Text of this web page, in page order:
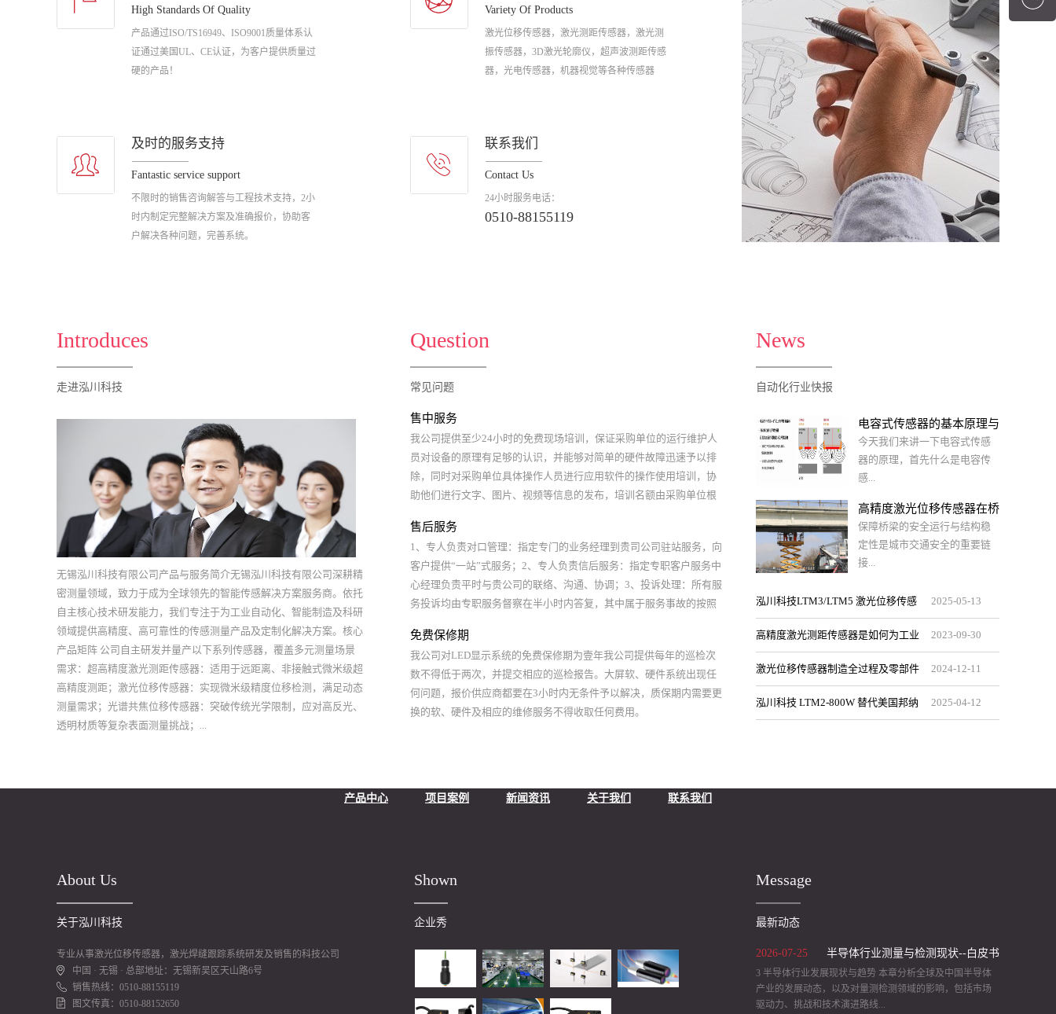
High Standards Of Quality
产品通过ISO/TS16949、ISO9001质量体系认
证通过美国UL、CE认证，为客户提供质量过
硬的产品！
及时的服务支持
Fantastic service support
不限时的销售咨询解答与工程技术支持，2小
时内制定完整解决方案及准确报价，协助客
户解决各种问题，完善系统。
Variety Of Products
激光位移传感器，激光测距传感器，激光测
振传感器，3D激光轮廓仪，超声波测距传感
器，光电传感器，机器视觉等各种传感器
联系我们
Contact Us
24小时服务电话：
0510-88155119
Introduces
走进泓川科技
无锡泓川科技有限公司产品与服务简介无锡泓川科技有限公司深耕精
密测量领域，致力于成为全球领先的智能传感解决方案服务商。依托
自主核心技术研发能力，我们专注于为工业自动化、智能制造及科研
领域提供高精度、高可靠性的传感测量产品及定制化解决方案。核心
产品矩阵 公司自主研发并量产以下系列传感器，覆盖多元测量场景
需求：超高精度激光测距传感器：适用于远距离、非接触式微米级超
高精度测距；激光位移传感器：实现微米级精度位移检测，满足动态
测量需求；光谱共焦位移传感器：突破传统光学限制，应对高反光、
透明材质等复杂表面测量挑战；...
振动传感器：实时捕捉设备振动频谱，赋能预测性维护；白光干涉测
优势与场景赋能 泓川科技以“精准感知·智控未来”为理念，构建了从
产品已通过ISO9001质量体系认证及CE、RoHS等国际标准，广泛应
交通部件质检等高端制造场景，助力客户实现工艺优化与质量管控升
级。定制化服务承诺 我们提供从传感器选型、系统集成到数据可视
化的全流程服务，支持客户个性化需求开发。技术团队具备十年以上
行业经验，可针对复杂工况设计抗干扰方案，确保测量系统稳定运
Question
常见问题
售中服务
我公司提供至少24小时的免费现场培训，保证采购单位的运行维护人
员对设备的原理有足够的认识，并能够对简单的硬件故障迅速予以排
除，同时对采购单位具体操作人员进行应用软件的操作使用培训，协
助他们进行文字、图片、视频等信息的发布，培训名额由采购单位根
售后服务
1、专人负责对口管理：指定专门的业务经理到贵司公司驻站服务，向
客户提供“一站”式服务；2、专人负责信后服务：指定专职客户服务中
心经理负责平时与贵公司的联络、沟通、协调；3、投诉处理：所有服
务投诉均由专职服务督察在半小时内答复，其中属于服务事故的按照
偿：货物出险后，我司将于第一时间通知贵公司，并向当地公正机构
及保险公司报案，协调贵公司办理有关索赔单证；5、服务提升：定期
由我司物流专家、专业人员、客户服务人员、操作人员和贵司相对应
的物流部门相关人员，对前期工作进行检讨，并提出更加好的解决方
案，并由我司物流专家向贵公司工作人员进行专业培训。A、取货：接
免费保修期
我公司对LED显示系统的免费保修期为壹年我公司提供每年的巡检次
数不得低于两次，并提交相应的巡检报告。大屏软、硬件系统出现任
何问题，报价供应商都要在3小时内无条件予以解决，质保期内需要更
换的软、硬件及相应的维修服务不得收取任何费用。
News
自动化行业快报
电容式传感器的基本原理与
特性
今天我们来讲一下电容式传感
器的原理，首先什么是电容传
感...
器呢？电容传感器主要是一种
开关传感器，可以检测活动区
附近的材料因为这些材料会影
简短的动画进行了解。电容式
传感器的主要优势，他们完全
不受材料的颜色，表面特性的
透壁检测。并且对空气中的污
染物不灵敏，例如灰尘，另外
呢？它有三个主要的应用领
域，首先是容量控制，这里可
以看到一个简单的图片，也是
包装行业的一个事例，图中的
高精度激光位移传感器在桥
梁结构监控中的关键应用
保障桥梁的安全运行与结构稳
定性是城市交通安全的重要链
接...
，而高精度激光位移传感器正
是完成此项任务的关键装备之
一。在桥梁结构监测中，它们
凭借其非接触式高精度测量原
理，对桥梁的位移、变形、振
动等关键参数进行实时监测，
率评估提供重要依据。该传感
器通过测量桥梁的振频、振型
和振幅等参数，可以生成宝贵
泓川科技LTM3/LTM5 激光位移传感
器重塑网口TCP/IP通讯测量生态-从高
速通讯到智能交互的全维度突破
2025-05-13
高精度激光测距传感器是如何为工业
视觉检测系统Z轴高度定位的？
2023-09-30
激光位移传感器制造全过程及零部件 2024-12-11
泓川科技 LTM2-800W 替代美国邦纳 2025-04-12
产品中心 项目案例 新闻资讯 关于我们 联系我们
About Us
关于泓川科技
专业从事激光位移传感器，激光焊缝跟踪系统研发及销售的科技公司
中国 · 无锡 · 总部地址：无锡新吴区天山路6号
销售热线：0510-88155119
图文传真：0510-88152650
Shown
企业秀
Message
最新动态
半导体行业测量与检测现状--白皮书
（2）
2026-07-25
3 半导体行业发展现状与趋势 本章分析全球及中国半导体
产业的发展动态，以及对量测检测领域的影响，包括市场
驱动力、挑战和技术演进路线...